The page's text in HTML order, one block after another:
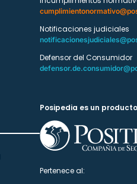
Notificaciones judiciales
Defensor del Consumidor
Posipedia es un
Pertenece al: